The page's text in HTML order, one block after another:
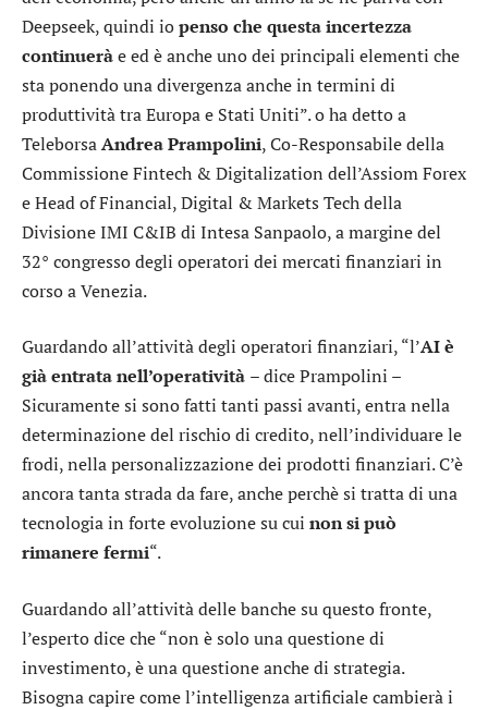
Deepseek, quindi iopenso che questa incertezza
continueràe ed è anche uno dei principali elementi che
sta ponendo una divergenza anche in termini di
produttività tra Europa e Stati Uniti”. o ha detto a
TeleborsaAndrea Prampolini, Co-Responsabile della
Commissione Fintech & Digitalization dell’Assiom Forex
e Head of Financial, Digital & Markets Tech della
Divisione IMI C&IB di Intesa Sanpaolo, a margine del
32° congresso degli operatori dei mercati finanziari in
corso a Venezia.
Guardando all’attività degli operatori finanziari, “l’AI è
già entrata nell’operatività – dice Prampolini –
Sicuramente si sono fatti tanti passi avanti, entra nella
determinazione del rischio di credito, nell’individuare le
frodi, nella personalizzazione dei prodotti finanziari. C’è
ancora tanta strada da fare, anche perchè si tratta di una
tecnologia in forte evoluzione su cui non si può
rimanere fermi“.
Guardando all’attività delle banche su questo fronte,
l’esperto dice che “non è solo una questione di
investimento, è una questione anche di strategia.
Bisogna capire come l’intelligenza artificiale cambierà i